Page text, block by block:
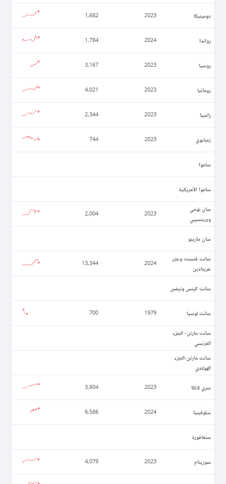
دومينيكا 2023
1,682
رواندا 2024
1,784
روسيا 2023
3,167
رومانيا 2023
4,021
زامبيا 2023
2,344
زمبابوي 2023
744
ساموا
ساموا الأمريكية
سان تومي
وبرينسيبي
2023
2,004
سان مارينو
سانت فنسنت وجزر
غرينادين
2024
13,344
سانت كيتس ونيفس
سانت لوسيا 1979
700
سانت مارتن- الجزء
الفرنسي
سانت مارتن-الجزء
الهولندي
سري لانكا 2023
3,804
سلوفينيا 2024
6,586
سنغافورة
سورينام 2023
4,079